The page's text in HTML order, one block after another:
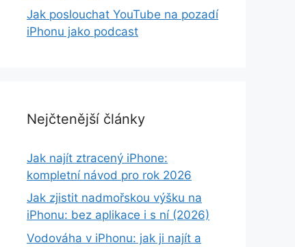
Jak poslouchat YouTube na pozadí
iPhonu jako podcast
Nejčtenější články
Jak najít ztracený iPhone:
kompletní návod pro rok 2026
Jak zjistit nadmořskou výšku na
iPhonu: bez aplikace i s ní (2026)
Vodováha v iPhonu: jak ji najít a